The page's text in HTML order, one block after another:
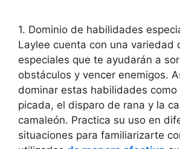
1. Dominio de habilidades
Laylee cuenta con una variedad
especiales que te ayudarán a
obstáculos y vencer enemigos.
dominar estas habilidades como
picada, el disparo de rana y la
camaleón. Practica su uso en
situaciones para familiarizarte